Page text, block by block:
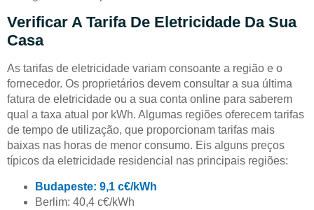
Verificar A Tarifa De Eletricidade Da Sua
Casa
As tarifas de eletricidade variam consoante a região e o
fornecedor. Os proprietários devem consultar a sua última
fatura de eletricidade ou a sua conta online para saberem
qual a taxa atual por kWh. Algumas regiões oferecem tarifas
de tempo de utilização, que proporcionam tarifas mais
baixas nas horas de menor consumo. Eis alguns preços
típicos da eletricidade residencial nas principais regiões:
Budapeste: 9,1 c€/kWh
Berlim: 40,4 c€/kWh